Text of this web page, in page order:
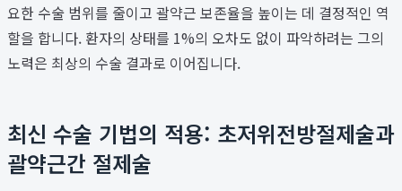
요한 수술 범위를 줄이고 괄약근 보존율을 높이는 데 결정적인 역
할을 합니다. 환자의 상태를 1%의 오차도 없이 파악하려는 그의
노력은 최상의 수술 결과로 이어집니다.
최신 수술 기법의 적용: 초저위전방절제술과
괄약근간 절제술